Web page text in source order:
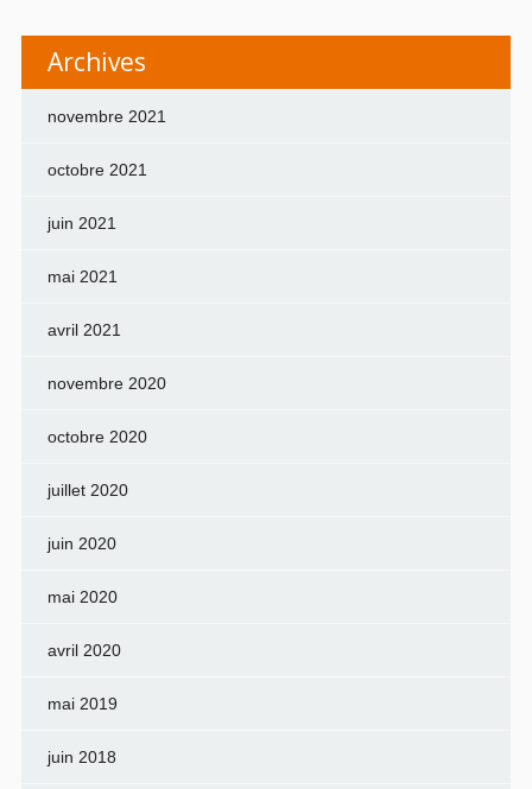
Archives
novembre 2021
octobre 2021
juin 2021
mai 2021
avril 2021
novembre 2020
octobre 2020
juillet 2020
juin 2020
mai 2020
avril 2020
mai 2019
juin 2018